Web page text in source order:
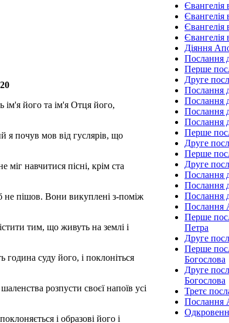
ім'я його та ім'я Отця його,
я почув мов від гуслярів, що
міг навчитися пісні, крім ста
не пішов. Вони викуплені з-поміж
тим, що живуть на землі і
година суду його, і поклоніться
розпусти своєї напоїв усі
і образові його і
Євангелія
Євангелія
Євангелія
Євангелія
Діяння
Послання
Перше
Друге
Послання
Послання
Послання
Послання
Перше
Друге
Перше
Друге
Послання
Послання
Послання
Послання
Перше
Петра
Друге
Перше
Богослова
Друге
Богослова
Третє
Послання